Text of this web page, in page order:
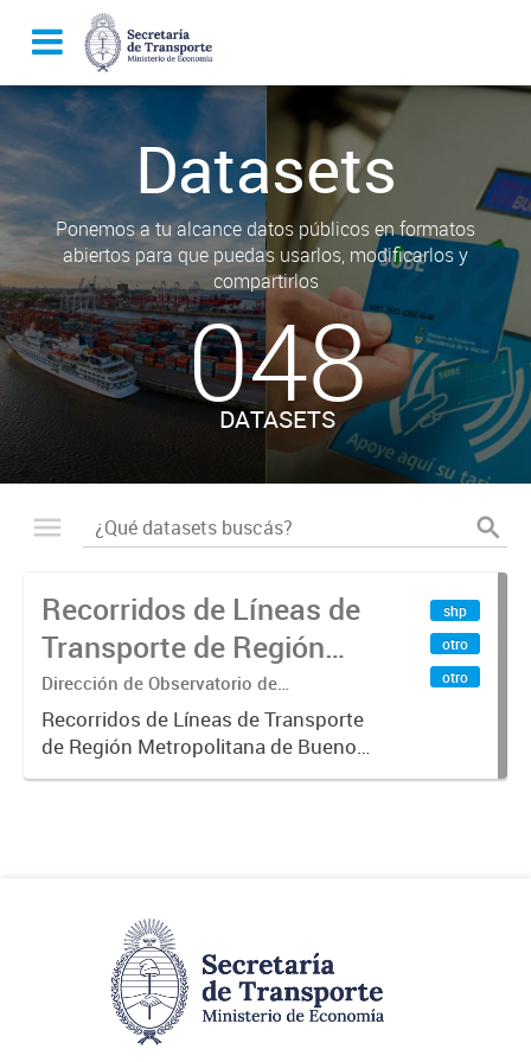
Datasets
Ponemos a tu alcance datos públicos en formatos
abiertos para que puedas usarlos, modificarlos y
compartirlos
048
DATASETS
Recorridos de Líneas de
Transporte de Región
Metropolitana de
Buenos Aires (RMBA)
Dirección de Observatorio de
Transporte, Estudio y Sistemas
Recorridos de Líneas de Transporte
de Región Metropolitana de Buenos
Aires (RMBA).-
shp
otro
otro